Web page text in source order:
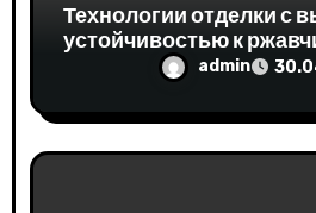
м
Технологии отделки с
устойчивостью к
admin